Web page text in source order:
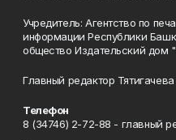
Учредитель: Агентство по
информации Республики
общество Издательский дом
Главный редактор
Телефон
8 (34746) 2-72-88 - главный